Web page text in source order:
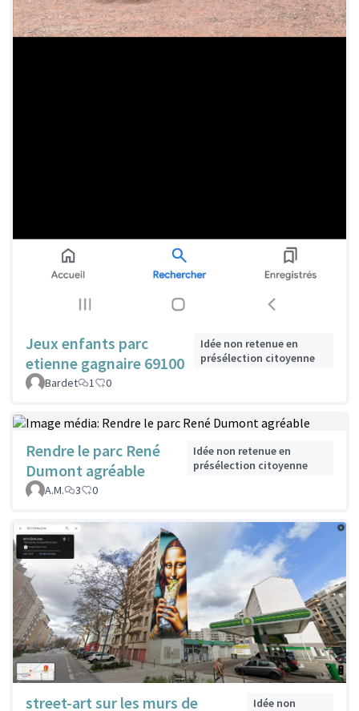
Jeux enfants parc
etienne gagnaire 69100
Idée non retenue en
présélection citoyenne
Bardet
1 0
Rendre le parc René
Dumont agréable
Idée non retenue en
présélection citoyenne
A.M.
3 0
street-art sur les murs de
Idée non